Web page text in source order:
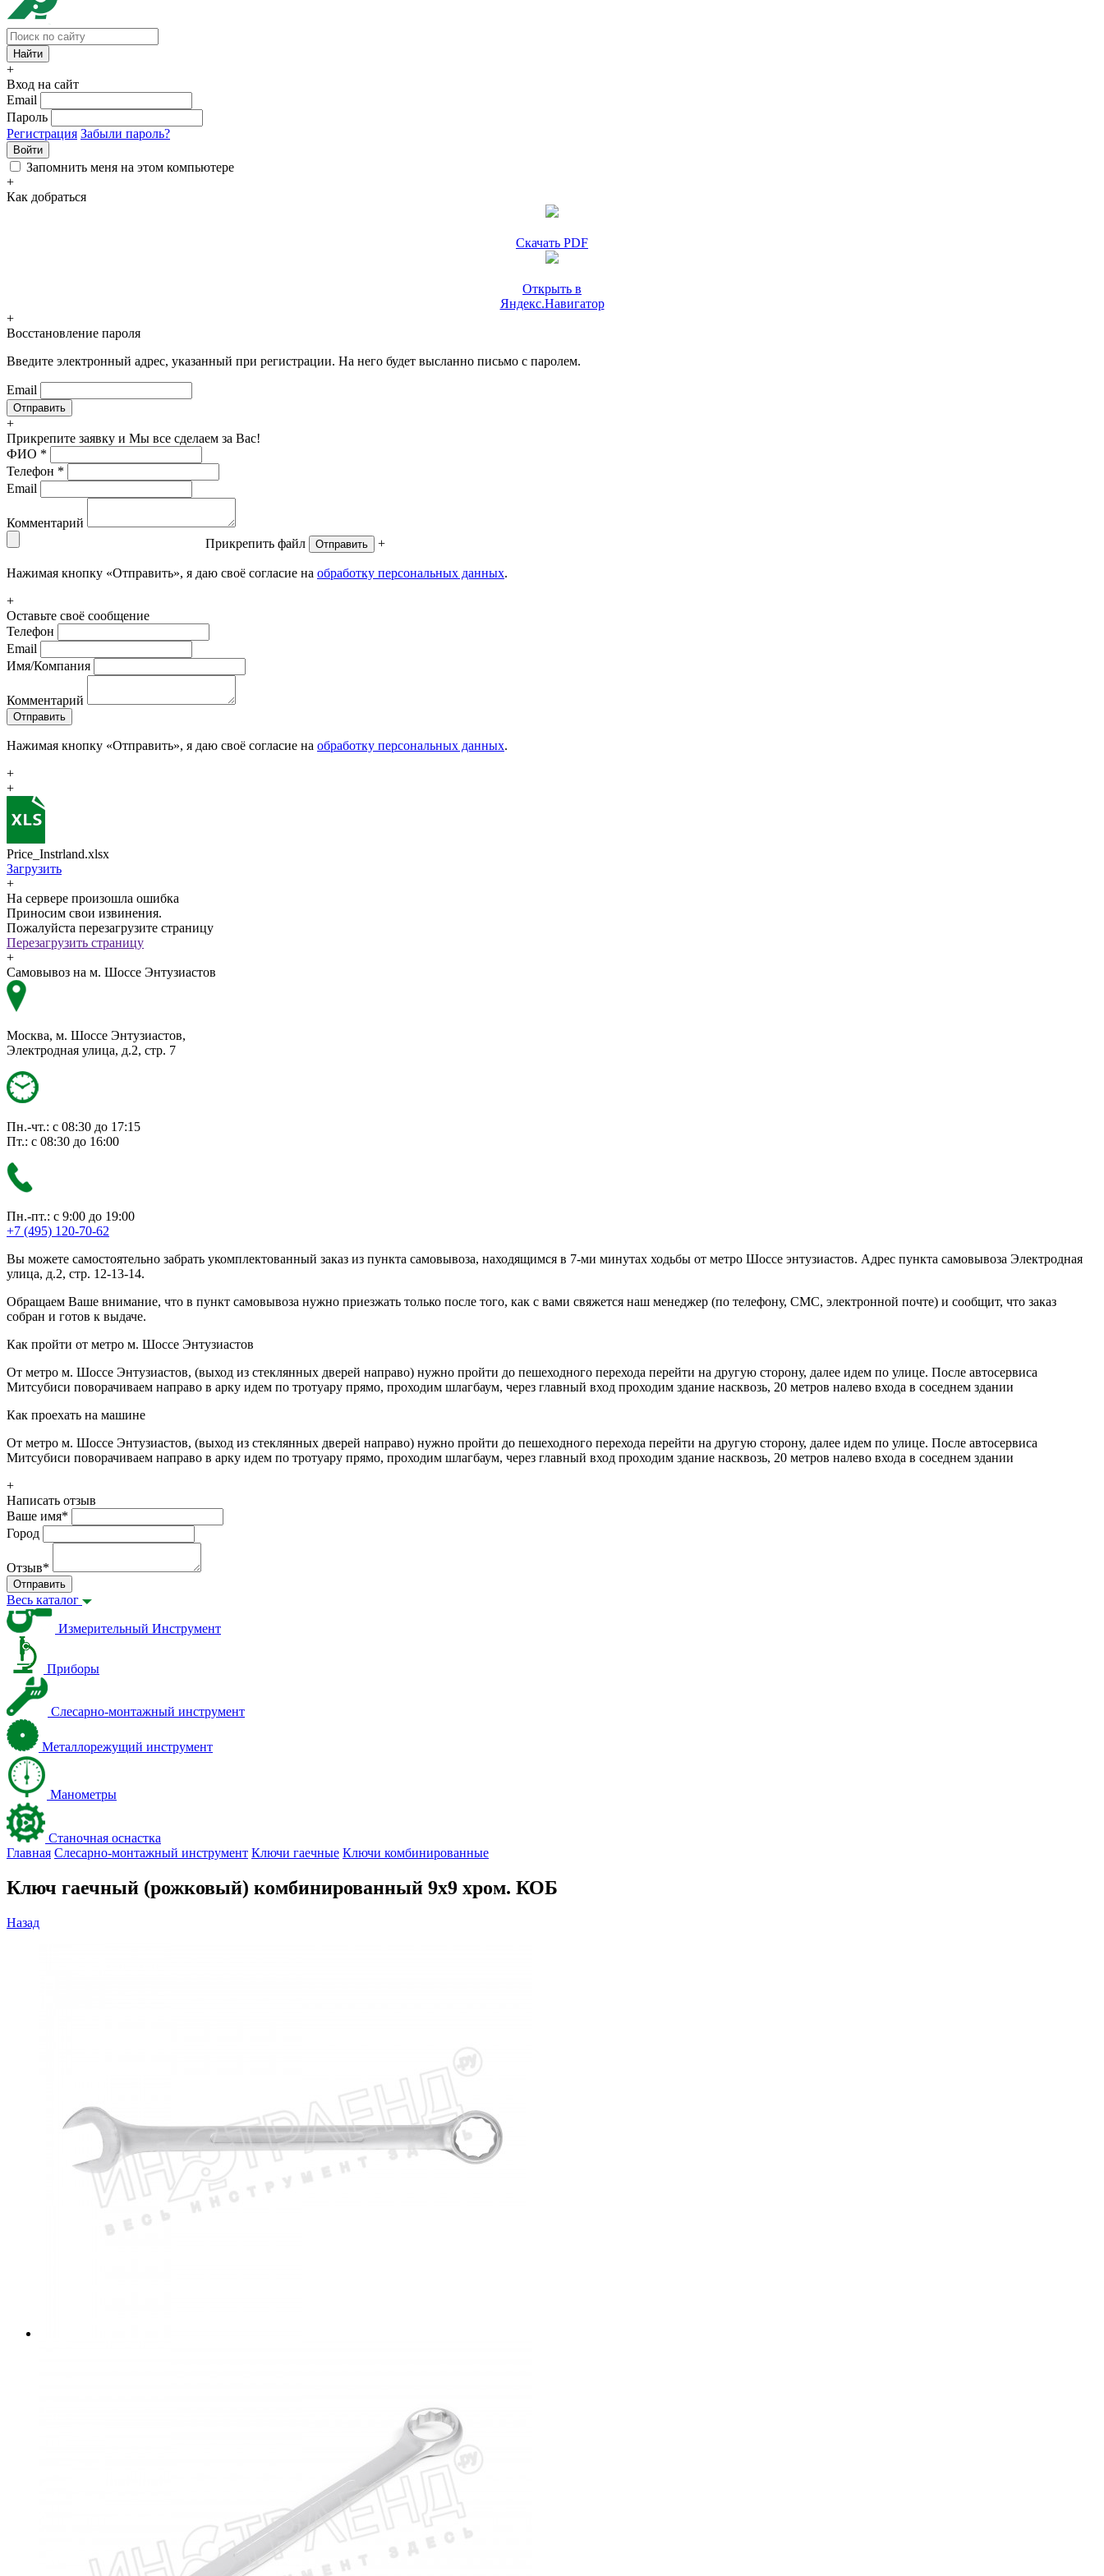
+
Вход на сайт
Email
Пароль
Регистрация Забыли пароль?
Войти
Запомнить меня на этом компьютере
+
Как добраться
Скачать PDF
Открыть в
Яндекс.Навигатор
+
Восстановление пароля
Введите электронный адрес, указанный при регистрации. На него будет высланно письмо с паролем.
Email
+
Прикрепите заявку и Мы все сделаем за Вас!
ФИО *
Телефон *
Email
Комментарий
Прикрепить файл
Отправить +
Нажимая кнопку «Отправить», я даю своё согласие на обработку персональных данных.
+
Оставьте своё сообщение
Телефон
Email
Имя/Компания
Комментарий
Отправить
Нажимая кнопку «Отправить», я даю своё согласие на обработку персональных данных.
+
+
Price_Instrland.xlsx
Загрузить
+
На сервере произошла ошибка
Приносим свои извинения.
Пожалуйста перезагрузите страницу
Перезагрузить страницу
+
Самовывоз на м. Шоссе Энтузиастов
Москва, м. Шоссе Энтузиастов,
Электродная улица, д.2, стр. 7
Пн.-чт.: с 08:30 до 17:15
Пт.: с 08:30 до 16:00
Пн.-пт.: с 9:00 до 19:00
+7 (495) 120-70-62
Вы можете самостоятельно забрать укомплектованный заказ из пункта самовывоза, находящимся в 7-ми минутах ходьбы от метро Шоссе энтузиастов. Адрес пункта самовывоза Электродная
улица, д.2, стр. 12-13-14.
Обращаем Ваше внимание, что в пункт самовывоза нужно приезжать только после того, как с вами свяжется наш менеджер (по телефону, СМС, электронной почте) и сообщит, что заказ
собран и готов к выдаче.
Как пройти от метро м. Шоссе Энтузиастов
От метро м. Шоссе Энтузиастов, (выход из стеклянных дверей направо) нужно пройти до пешеходного перехода перейти на другую сторону, далее идем по улице. После автосервиса
Митсубиси поворачиваем направо в арку идем по тротуару прямо, проходим шлагбаум, через главный вход проходим здание насквозь, 20 метров налево входа в соседнем здании
Как проехать на машине
От метро м. Шоссе Энтузиастов, (выход из стеклянных дверей направо) нужно пройти до пешеходного перехода перейти на другую сторону, далее идем по улице. После автосервиса
Митсубиси поворачиваем направо в арку идем по тротуару прямо, проходим шлагбаум, через главный вход проходим здание насквозь, 20 метров налево входа в соседнем здании
+
Написать отзыв
Ваше имя*
Город
Отзыв*
Отправить
Весь каталог
Измерительный Инструмент
Приборы
Слесарно-монтажный инструмент
Металлорежущий инструмент
Манометры
Станочная оснастка
Главная Слесарно-монтажный инструмент Ключи гаечные Ключи комбинированные
Ключ гаечный (рожковый) комбинированный 9х9 хром. КОБ
Назад